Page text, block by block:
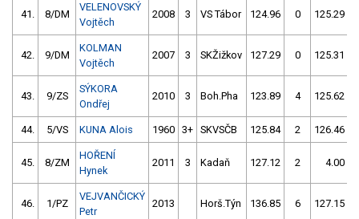
41. 8/DM
VELENOVSKÝ
Vojtěch
2008 3 VS Tábor 124.96 0 125.29
42. 9/DM
KOLMAN
Vojtěch
2007 3 SKŽižkov 127.29 0 125.31
43. 9/ZS
SÝKORA
Ondřej
2010 3 Boh.Pha 123.89 4 125.62
44. 5/VS KUNA Alois 1960 3+ SKVSČB 125.84 2 126.46
45. 8/ZM
HOŘENÍ
Hynek
2011 3 Kadaň 127.12 2 4.00
46. 1/PZ
VEJVANČICKÝ
Petr
2013 Horš.Týn 136.85 6 127.15